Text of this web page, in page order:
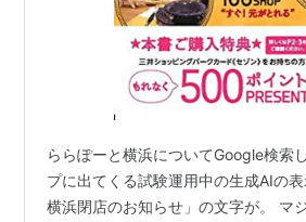
ららぽーと横浜についてGoogle検索
プに出てくる試験運用中の生成AIの
横浜閉店のお知らせ」の文字が。 マ